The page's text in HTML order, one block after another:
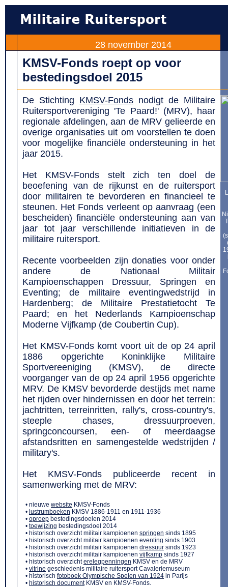
28 november 2014
KMSV-Fonds roept op voor
bestedingsdoel 2015
De Stichting KMSV-Fonds nodigt de Militaire
Ruitersportvereniging 'Te Paard!' (MRV), haar
regionale afdelingen, aan de MRV gelieerde en
overige organisaties uit om voorstellen te doen
voor mogelijke financiële ondersteuning in het
jaar 2015.
Het KMSV-Fonds stelt zich ten doel de
beoefening van de rijkunst en de ruitersport
door militairen te bevorderen en financieel te
steunen. Het Fonds verleent op aanvraag (een
bescheiden) financiële ondersteuning aan van
jaar tot jaar verschillende initiatieven in de
militaire ruitersport.
Recente voorbeelden zijn donaties voor onder
andere de Nationaal Militair
Kampioenschappen Dressuur, Springen en
Eventing; de militaire eventingwedstrijd in
Hardenberg; de Militaire Prestatietocht Te
Paard; en het Nederlands Kampioenschap
Moderne Vijfkamp (de Coubertin Cup).
Het KMSV-Fonds komt voort uit de op 24 april
1886 opgerichte Koninklijke Militaire
Sportvereeniging (KMSV), de directe
voorganger van de op 24 april 1956 opgerichte
MRV. De KMSV bevorderde destijds met name
het rijden over hindernissen en door het terrein:
jachtritten, terreinritten, rally's, cross-country's,
steeple chases, dressuurproeven,
springconcoursen, een- of meerdaagse
afstandsritten en samengestelde wedstrijden /
military's.
Het KMSV-Fonds publiceerde recent in
samenwerking met de MRV:
• nieuwe website KMSV-Fonds
• lustrumboeken KMSV 1886-1911 en 1911-1936
• oproep bestedingsdoelen 2014
• toewijzing bestedingsdoel 2014
• historisch overzicht militair kampioenen springen sinds 1895
• historisch overzicht militair kampioenen eventing sinds 1903
• historisch overzicht militair kampioenen dressuur sinds 1923
• historisch overzicht militair kampioenen vijfkamp sinds 1927
• historisch overzichterelegpenningen KMSV en de MRV
• vitrine geschiedenis militaire ruitersport Cavaleriemuseum
• historisch fotoboek Olympische Spelen van 1924 in Parijs
• historisch documentKMSV en KMSV-Fonds.